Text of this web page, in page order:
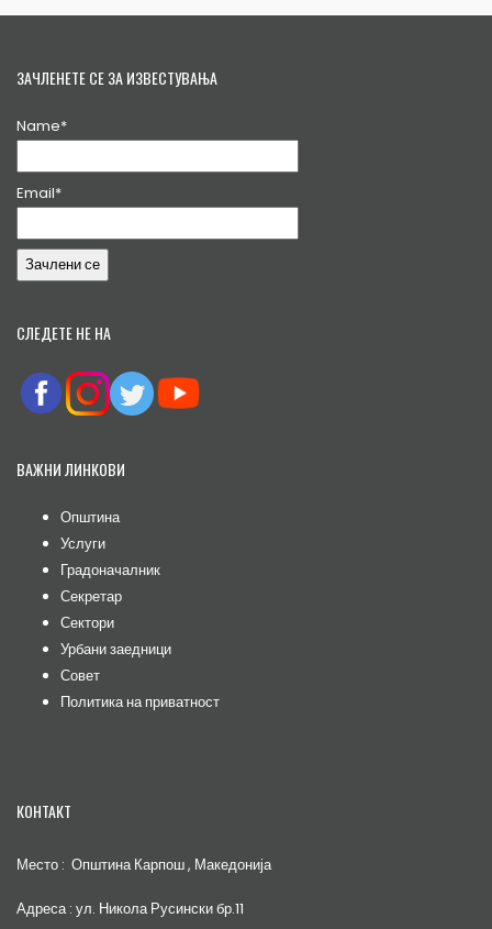
ЗАЧЛЕНЕТЕ СЕ ЗА ИЗВЕСТУВАЊА
Name*
Email*
СЛЕДЕТЕ НЕ НА
ВАЖНИ ЛИНКОВИ
Општина
Услуги
Градоначалник
Секретар
Сектори
Урбани заедници
Совет
Политика на приватност
КОНТАКТ
Место : Општина Карпош , Македонија
Адреса : ул. Никола Русински бр.11